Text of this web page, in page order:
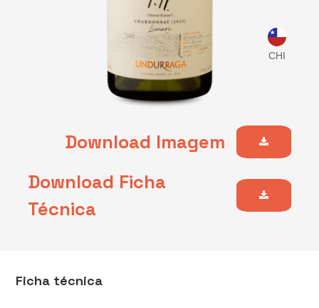
Download Imagem
Download Ficha
Técnica
Ficha técnica